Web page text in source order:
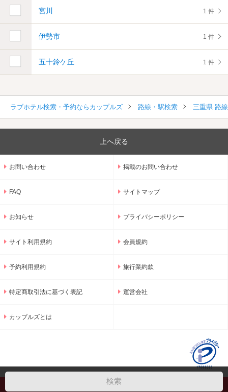
宮川 1 件
伊勢市 1 件
五十鈴ケ丘 1 件
ラブホテル検索・予約ならカップルズ 路線・駅検索 三重県 路
上へ戻る
お問い合わせ 掲載のお問い合わせ
FAQ サイトマップ
お知らせ プライバシーポリシー
サイト利用規約 会員規約
予約利用規約 旅行業約款
特定商取引法に基づく表記 運営会社
カップルズとは
© 2001-2026 GNU Inc.